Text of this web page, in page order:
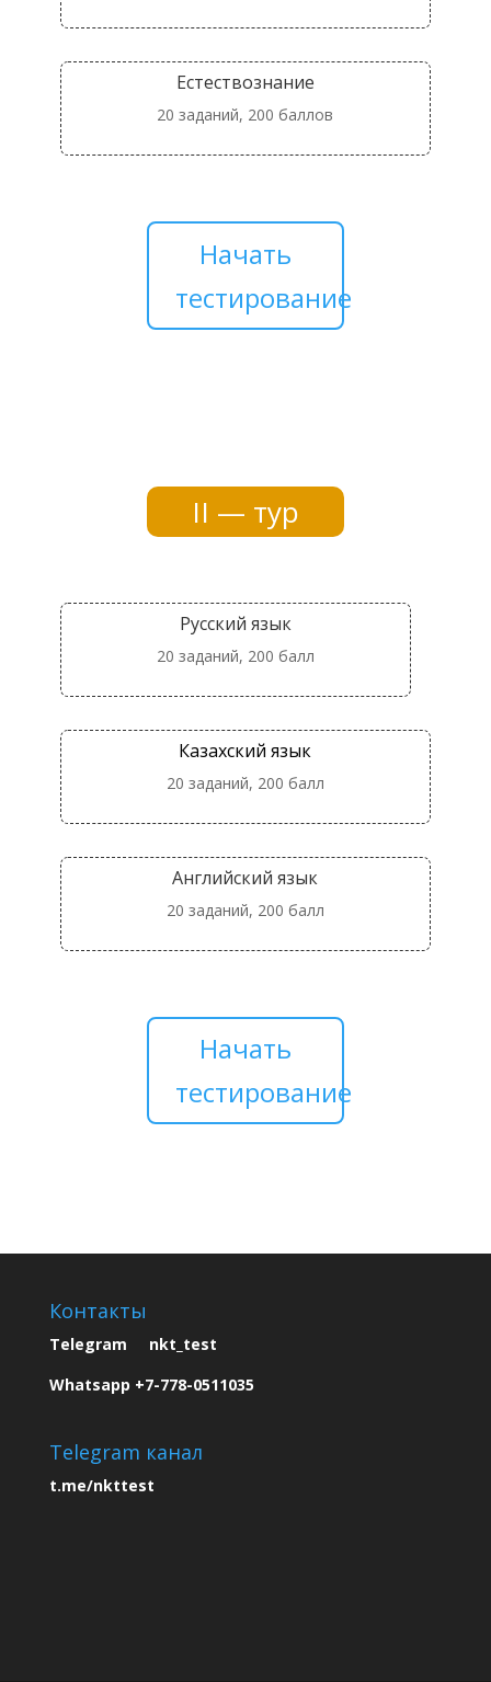
Естествознание
20 заданий, 200 баллов
Начать
тестирование
II — тур
Русский язык
20 заданий, 200 балл
Казахский язык
20 заданий, 200 балл
Английский язык
20 заданий, 200 балл
Начать
тестирование
Контакты
Telegram nkt_test
Whatsapp +7-778-0511035
Telegram канал
t.me/nkttest